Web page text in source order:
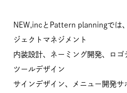
NEW,incとPattern planningでは
ジェクトマネジメント
内装設計、ネーミング開発、ロゴ
ツールデザイン
サインデザイン、メニュー開発サ